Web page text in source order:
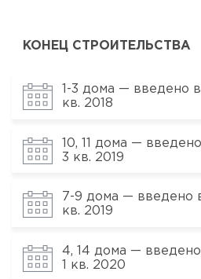
КОНЕЦ СТРОИТЕЛЬСТВА
1-3 дома — введено
кв. 2018
10, 11 дома —
3 кв. 2019
7-9 дома — введено
кв. 2019
4, 14 дома —
1 кв. 2020